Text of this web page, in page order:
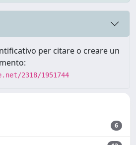
per citare o creare un
2318/1951744
6